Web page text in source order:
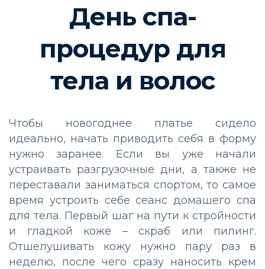
День спа-
процедур для
тела и волос
Чтобы новогоднее платье сидело
идеально, начать приводить себя в форму
нужно заранее. Если вы уже начали
устраивать разгрузочные дни, а также не
переставали заниматься спортом, то самое
время устроить себе сеанс домашего спа
для тела. Первый шаг на пути к стройности
и гладкой коже – скраб или пилинг.
Отшелушивать кожу нужно пару раз в
неделю, после чего сразу наносить крем